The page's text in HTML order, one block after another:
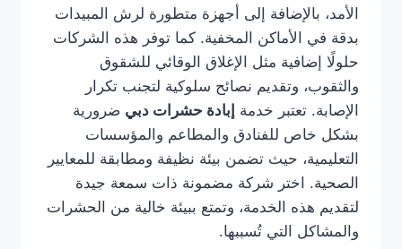
الأمد، بالإضافة إلى أجهزة متطورة لرش المبيدات
بدقة في الأماكن المخفية. كما توفر هذه الشركات
حلولًا إضافية مثل الإغلاق الوقائي للشقوق
والثقوب، وتقديم نصائح سلوكية لتجنب تكرار
الإصابة. تعتبر خدمة إبادة حشرات دبي ضرورية
بشكل خاص للفنادق والمطاعم والمؤسسات
التعليمية، حيث تضمن بيئة نظيفة ومطابقة للمعايير
الصحية. اختر شركة مضمونة ذات سمعة جيدة
لتقديم هذه الخدمة، وتمتع ببيئة خالية من الحشرات
والمشاكل التي تُسببها.